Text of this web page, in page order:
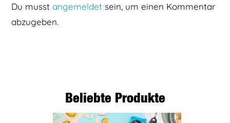
Du musstangemeldet sein, um einen Kommentar
abzugeben.
Beliebte Produkte